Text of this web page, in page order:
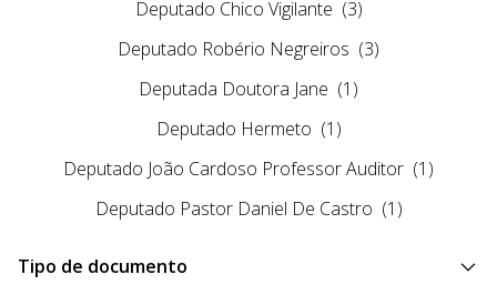
Deputado Chico Vigilante (3)
Deputado Robério Negreiros (3)
Deputada Doutora Jane (1)
Deputado Hermeto (1)
Deputado João Cardoso Professor Auditor (1)
Deputado Pastor Daniel De Castro (1)
Tipo de documento